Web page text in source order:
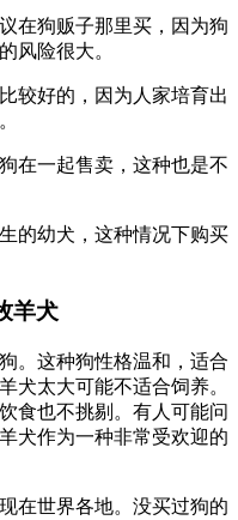
在狗贩子那里买，因为狗
风险很大。
较好的，因为人家培育出
在一起售卖，这种也是不
的幼犬，这种情况下购买
羊犬
。这种狗性格温和，适合
犬太大可能不适合饲养。
食也不挑剔。有人可能问
犬作为一种非常受欢迎的
在世界各地。没买过狗的